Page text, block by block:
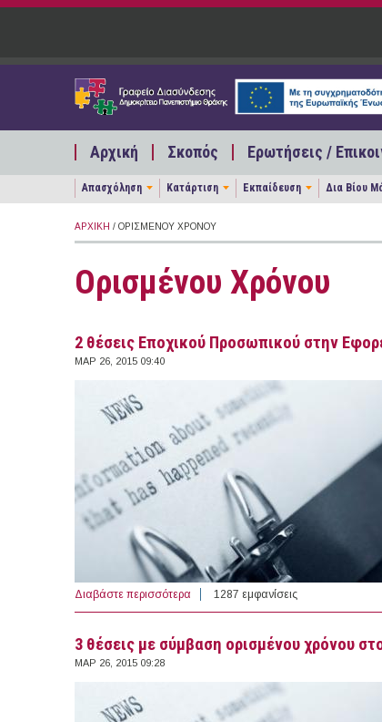
Παράκαμψη προς το κυρίως περιεχόμενο
Αρχική Σκοπός Ερωτήσεις /
Απασχόληση Κατάρτιση Εκπαίδευση Δια Βίου
ΑΡΧΙΚΉ / ΟΡΙΣΜΈΝΟΥ ΧΡΌΝΟΥ
Ορισμένου Χρόνου
2 θέσεις Εποχικού Προσωπικού στην
ΜΑΡ 26, 2015 09:40
Διαβάστε περισσότερα για 2 θέσεις Εποχικού Προσωπικού
1287 εμφανίσεις
3 θέσεις με σύμβαση ορισμένου χρόνου
ΜΑΡ 26, 2015 09:28